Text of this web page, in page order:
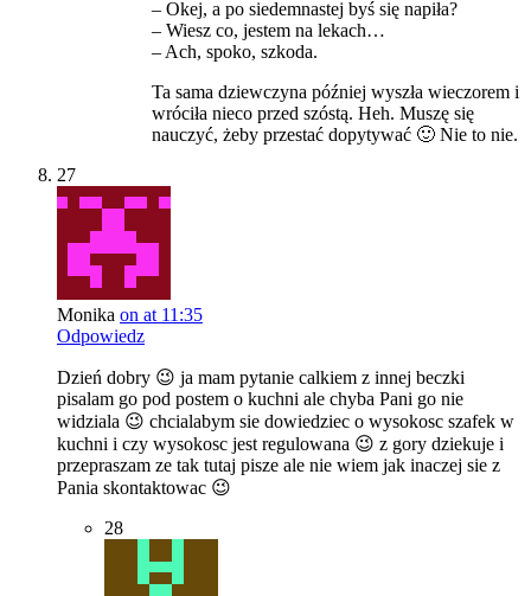
– Okej, a po siedemnastej byś się napiła?
– Wiesz co, jestem na lekach…
– Ach, spoko, szkoda.
Ta sama dziewczyna później wyszła wieczorem i
wróciła nieco przed szóstą. Heh. Muszę się
nauczyć, żeby przestać dopytywać 🙂 Nie to nie.
27
Monika on at 11:35
Odpowiedz
Dzień dobry 😉 ja mam pytanie calkiem z innej beczki
pisalam go pod postem o kuchni ale chyba Pani go nie
widziala 😉 chcialabym sie dowiedziec o wysokosc szafek w
kuchni i czy wysokosc jest regulowana 😉 z gory dziekuje i
przepraszam ze tak tutaj pisze ale nie wiem jak inaczej sie z
Pania skontaktowac 😉
28